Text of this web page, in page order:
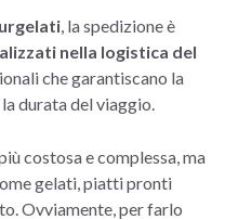
, la spedizione è
nella logistica del
che garantiscano la
durata del viaggio.
costosa e complessa, ma
gelati, piatti pronti
Ovviamente, per farlo